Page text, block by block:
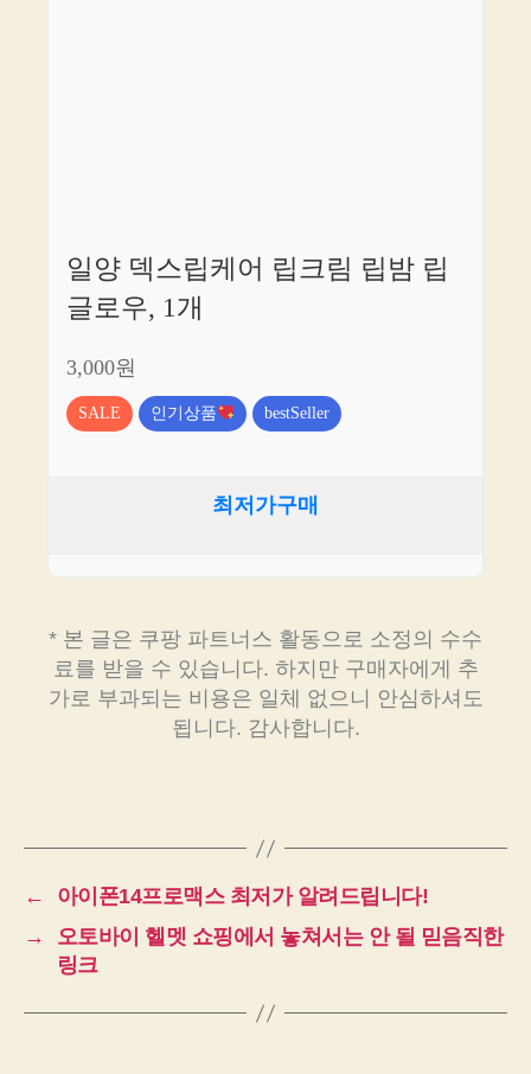
일양 덱스립케어 립크림 립밤 립
글로우, 1개
3,000원
SALE 인기상품 bestSeller
최저가구매
* 본 글은 쿠팡 파트너스 활동으로 소정의 수수
료를 받을 수 있습니다. 하지만 구매자에게 추
가로 부과되는 비용은 일체 없으니 안심하셔도
됩니다. 감사합니다.
←
아이폰14프로맥스 최저가 알려드립니다!
→
오토바이 헬멧 쇼핑에서 놓쳐서는 안 될 믿음직한
링크